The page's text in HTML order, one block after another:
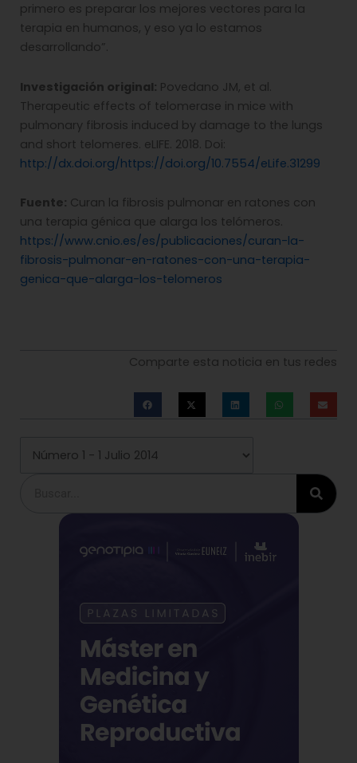
primero es preparar los mejores vectores para la
terapia en humanos, y eso ya lo estamos
desarrollando”.
Investigación original: Povedano JM, et al.
Therapeutic effects of telomerase in mice with
pulmonary fibrosis induced by damage to the lungs
and short telomeres. eLIFE. 2018. Doi:
http://dx.doi.org/https://doi.org/10.7554/eLife.31299
Fuente: Curan la fibrosis pulmonar en ratones con
una terapia génica que alarga los telómeros.
https://www.cnio.es/es/publicaciones/curan-la-
fibrosis-pulmonar-en-ratones-con-una-terapia-
genica-que-alarga-los-telomeros
Comparte esta noticia en tus redes